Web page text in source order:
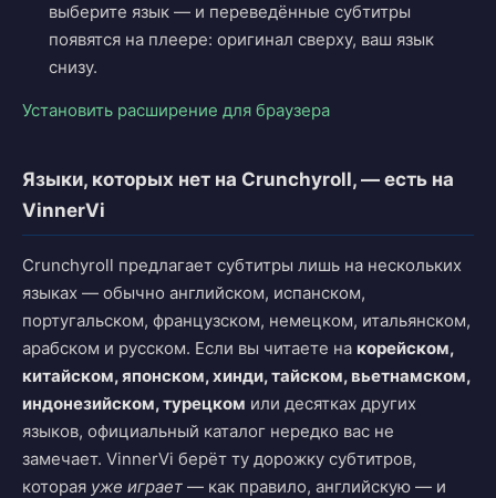
выберите язык — и переведённые субтитры
появятся на плеере: оригинал сверху, ваш язык
снизу.
Установить расширение для браузера
Языки, которых нет на Crunchyroll, — есть на
VinnerVi
Crunchyroll предлагает субтитры лишь на нескольких
языках — обычно английском, испанском,
португальском, французском, немецком, итальянском,
арабском и русском. Если вы читаете на корейском,
китайском, японском, хинди, тайском, вьетнамском,
индонезийском, турецком или десятках других
языков, официальный каталог нередко вас не
замечает. VinnerVi берёт ту дорожку субтитров,
которая уже играет — как правило, английскую — и